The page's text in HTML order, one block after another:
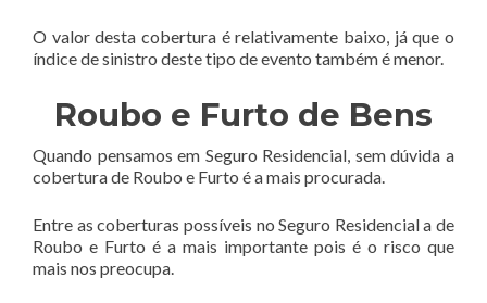
O valor desta cobertura é relativamente baixo, já que o
índice de sinistro deste tipo de evento também é menor.
Roubo e Furto de Bens
Quando pensamos em Seguro Residencial, sem dúvida a
cobertura de Roubo e Furto é a mais procurada.
Entre as coberturas possíveis no Seguro Residencial a de
Roubo e Furto é a mais importante pois é o risco que
mais nos preocupa.